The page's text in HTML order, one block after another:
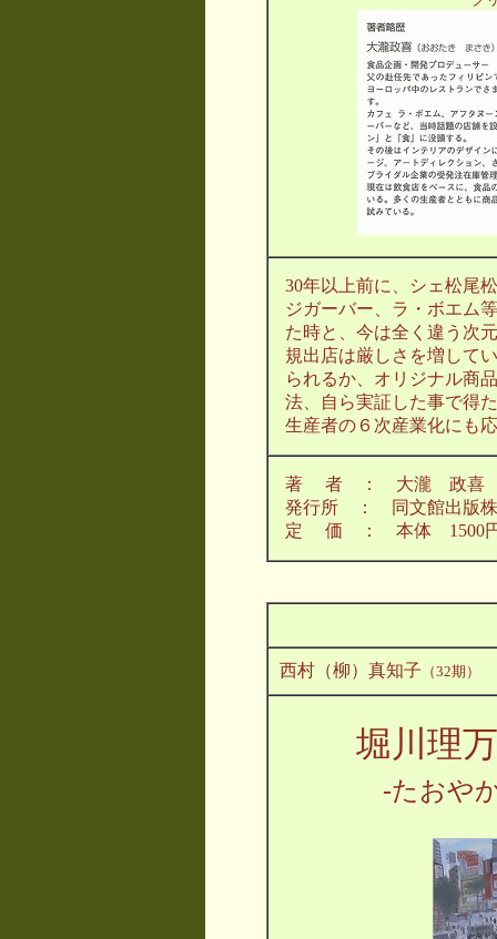
30年以上前に、シェ松尾
ジガーバー、ラ・ボエム
た時と、今は全く違う次
規出店は厳しさを増して
られるか、オリジナル商
法、自ら実証した事で得
生産者の６次産業化にも
著 者 ： 大瀧 政喜
発行所 ： 同文館出版株
定 価 ： 本体 1500
西村（柳）真知子 （32期）
堀川理
-たおや